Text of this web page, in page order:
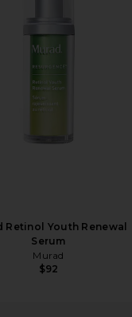
Retinol Youth Renewal
Serum
Murad
$92